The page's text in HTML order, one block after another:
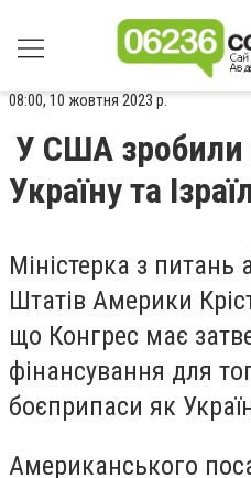
08:00, 10 жовтня 2023 р.
У США зробили
Україну та
Міністерка з питань
Штатів Америки
що Конгрес має
фінансування для
боєприпаси як
Американського